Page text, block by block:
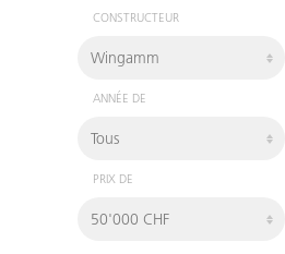
CONSTRUCTEUR
ANNÉE DE
PRIX DE